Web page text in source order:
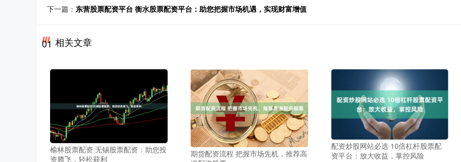
下一篇： 东营股票配资平台 衡水股票配资平台：助您把握市场机遇，实现财富增值
01 相关文章
榆林股票配资 无锡股票配资：助您投
资腾飞，轻松获利
期货配资流程 把握市场先机，推荐高
配资炒股网站必选 10倍杠杆股票配
资平台：放大收益，掌控风险